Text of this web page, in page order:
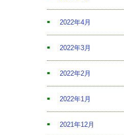
2022年4月
2022年3月
2022年2月
2022年1月
2021年12月